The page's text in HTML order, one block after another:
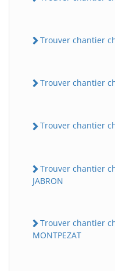
Trouver chantier
Trouver chantier
Trouver chantier
Trouver chantier
JABRON
Trouver chantier
MONTPEZAT